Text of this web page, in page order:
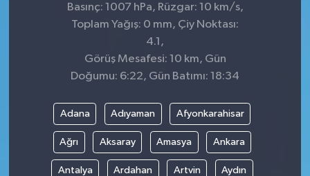
Basınç: 1007 hPa, Rüzgar: 10 km/s,
Toplam Yağış: 0 mm, Çiy Noktası:
4.1,
Görüş Mesafesi: 10 km, Gün
Doğumu: 6:22, Gün Batımı: 18:34
Adana Adıyaman Afyonkarahisar
Ağrı Aksaray Amasya Ankara
Antalya Ardahan Artvin Aydın